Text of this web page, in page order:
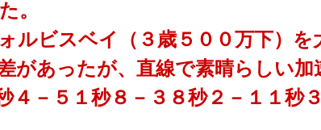
。
ルビスベイ（３歳５００万下）を
があったが、直線で素晴らしい加
４－５１秒８－３８秒２－１１秒